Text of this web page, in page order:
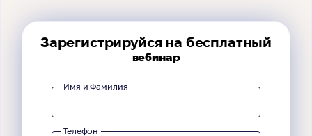
Зарегистрируйся на бесплатный
вебинар
Имя и Фамилия
Телефон